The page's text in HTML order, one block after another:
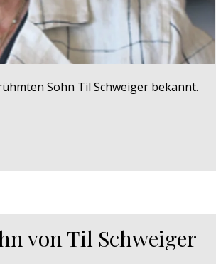
Sohn Til Schweiger bekannt.
von Til Schweiger